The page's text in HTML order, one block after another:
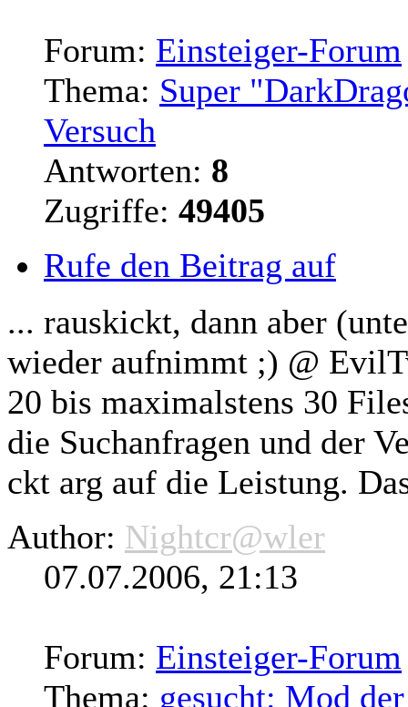
Forum: Einsteiger-Forum
Thema: Super
Versuch
Antworten: 8
Zugriffe: 49405
Rufe den Beitrag auf
... rauskickt, dann aber
wieder aufnimmt ;) @
20 bis maximalstens 30
die Suchanfragen und der
ckt arg auf die Leistung.
Author: Nightcr@wler
07.07.2006, 21:13
Forum: Einsteiger-Forum
Thema: gesucht: Mod